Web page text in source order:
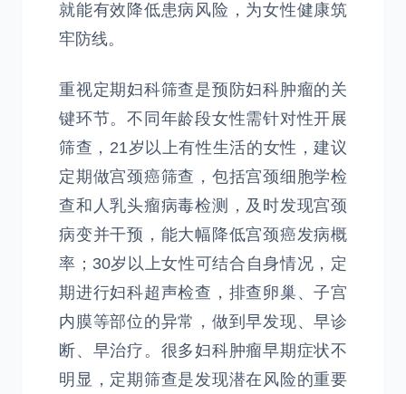
就能有效降低患病风险，为女性健康筑
牢防线。
重视定期妇科筛查是预防妇科肿瘤的关
键环节。不同年龄段女性需针对性开展
筛查，21岁以上有性生活的女性，建议
定期做宫颈癌筛查，包括宫颈细胞学检
查和人乳头瘤病毒检测，及时发现宫颈
病变并干预，能大幅降低宫颈癌发病概
率；30岁以上女性可结合自身情况，定
期进行妇科超声检查，排查卵巢、子宫
内膜等部位的异常，做到早发现、早诊
断、早治疗。很多妇科肿瘤早期症状不
明显，定期筛查是发现潜在风险的重要